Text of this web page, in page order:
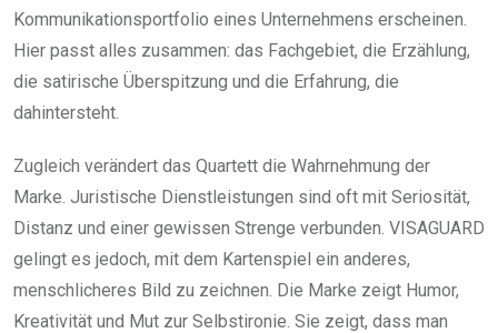
Kommunikationsportfolio eines Unternehmens erscheinen.
Hier passt alles zusammen: das Fachgebiet, die Erzählung,
die satirische Überspitzung und die Erfahrung, die
dahintersteht.
Zugleich verändert das Quartett die Wahrnehmung der
Marke. Juristische Dienstleistungen sind oft mit Seriosität,
Distanz und einer gewissen Strenge verbunden. VISAGUARD
gelingt es jedoch, mit dem Kartenspiel ein anderes,
menschlicheres Bild zu zeichnen. Die Marke zeigt Humor,
Kreativität und Mut zur Selbstironie. Sie zeigt, dass man